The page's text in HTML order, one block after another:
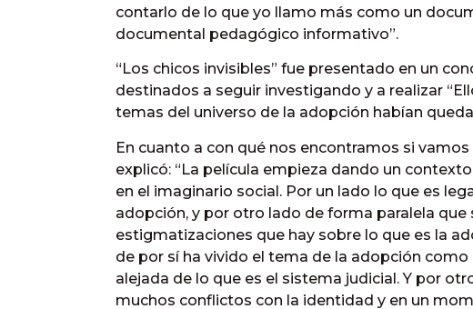
contarlo de lo que yo llamo más como un
documental pedagógico informativo”.
“Los chicos invisibles” fue presentado en un
destinados a seguir investigando y a realizar
temas del universo de la adopción habían
En cuanto a con qué nos encontramos si vamos
explicó: “La película empieza dando un
en el imaginario social. Por un lado lo que es
adopción, y por otro lado de forma paralela
estigmatizaciones que hay sobre lo que es la
de por sí ha vivido el tema de la adopción
alejada de lo que es el sistema judicial. Y por
muchos conflictos con la identidad y en un